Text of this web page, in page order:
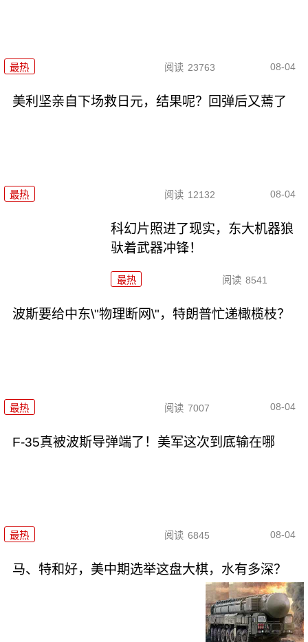
最热 阅读 23763 08-04
美利坚亲自下场救日元，结果呢？回弹后又蔫了
最热 阅读 12132 08-04
科幻片照进了现实，东大机器狼
驮着武器冲锋！
最热 阅读 8541
波斯要给中东\"物理断网\"，特朗普忙递橄榄枝？
最热 阅读 7007 08-04
F-35真被波斯导弹端了！美军这次到底输在哪
最热 阅读 6845 08-04
马、特和好，美中期选举这盘大棋，水有多深？